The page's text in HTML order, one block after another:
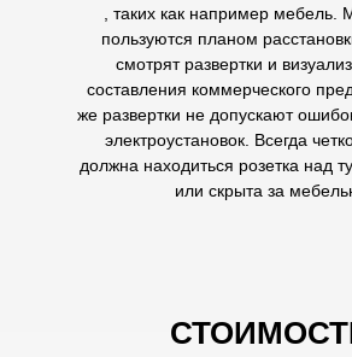
, таких как например
пользуются планом
смотрят развертки и
составления коммерческого
же развертки не допускают
электроустановок. Всегда
должна находиться розетка над
или скрыта за